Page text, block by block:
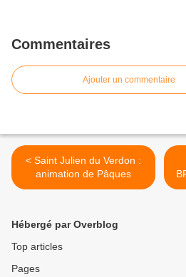
Commentaires
Ajouter un commentaire
< Saint Julien du Verdon :
animation de Pâques
Hébergé par Overblog
Top articles
Pages